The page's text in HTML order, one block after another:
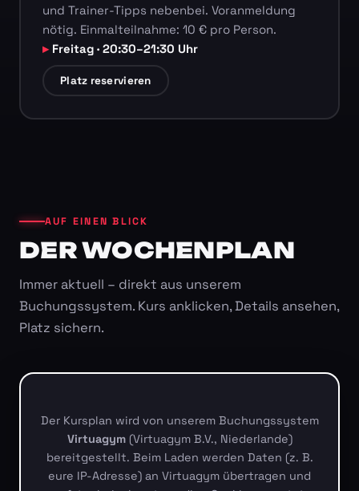
und Trainer-Tipps nebenbei. Voranmeldung
nötig. Einmalteilnahme: 10 € pro Person.
Freitag · 20:30–21:30 Uhr
Platz reservieren
AUF EINEN BLICK
DER WOCHENPLAN
Immer aktuell – direkt aus unserem
Buchungssystem. Kurs anklicken, Details ansehen,
Platz sichern.
Der Kursplan wird von unserem Buchungssystem
Virtuagym(Virtuagym B.V., Niederlande)
bereitgestellt. Beim Laden werden Daten (z. B.
eure IP-Adresse) an Virtuagym übertragen und